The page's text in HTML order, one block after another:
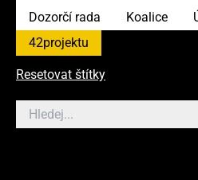
Dozorčí rada
Koalice
42projektu
Resetovat štítky